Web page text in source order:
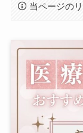
当ページの